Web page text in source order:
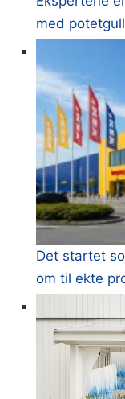
med
Det startet
om til ekte